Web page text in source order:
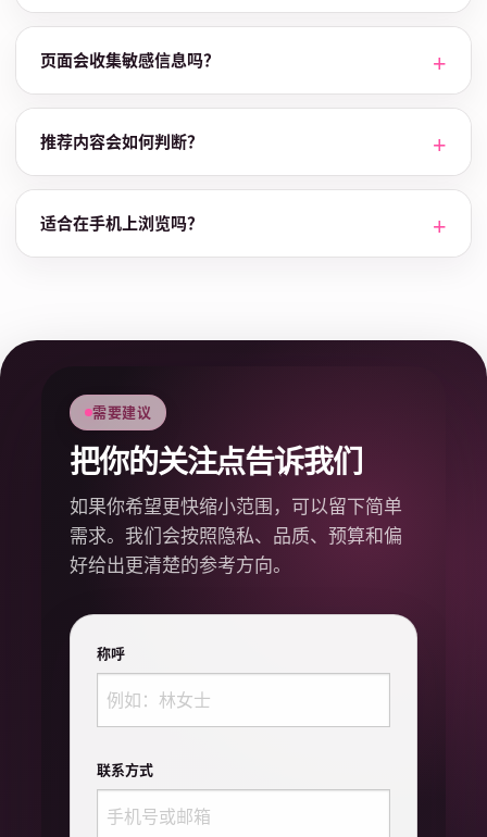
页面会收集敏感信息吗？
推荐内容会如何判断？
适合在手机上浏览吗？
需要建议
把你的关注点告诉我们
如果你希望更快缩小范围，可以留下简单
需求。我们会按照隐私、品质、预算和偏
好给出更清楚的参考方向。
称呼
联系方式